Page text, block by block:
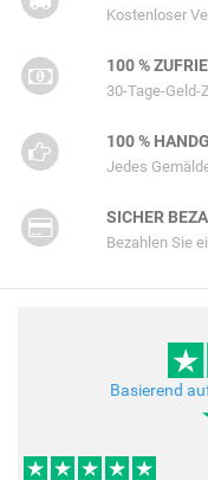
Kostenloser
100 %
30-Tage-Geld-
100 %
Jedes
SICHER
Bezahlen Sie
Basierend